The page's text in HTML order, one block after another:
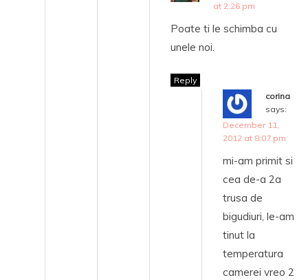
at 2:26 pm
Poate ti le schimba cu
unele noi.
Reply
corina
says:
December 11,
2012 at 8:07 pm
mi-am primit si
cea de-a 2a
trusa de
bigudiuri, le-am
tinut la
temperatura
camerei vreo 2